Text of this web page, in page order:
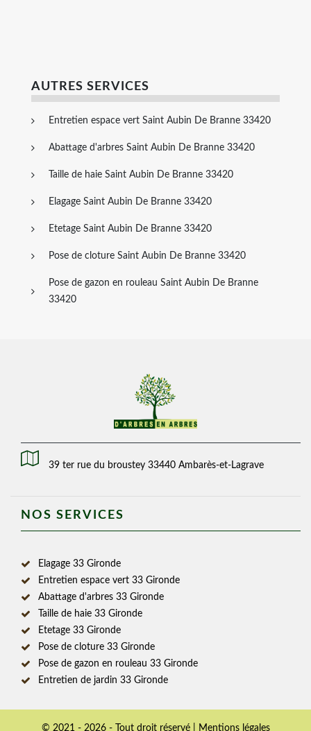
AUTRES SERVICES
Entretien espace vert Saint Aubin De Branne 33420
Abattage d'arbres Saint Aubin De Branne 33420
Taille de haie Saint Aubin De Branne 33420
Elagage Saint Aubin De Branne 33420
Etetage Saint Aubin De Branne 33420
Pose de cloture Saint Aubin De Branne 33420
Pose de gazon en rouleau Saint Aubin De Branne
33420
39 ter rue du broustey 33440 Ambarès-et-Lagrave
NOS SERVICES
Elagage 33 Gironde
Entretien espace vert 33 Gironde
Abattage d'arbres 33 Gironde
Taille de haie 33 Gironde
Etetage 33 Gironde
Pose de cloture 33 Gironde
Pose de gazon en rouleau 33 Gironde
Entretien de jardin 33 Gironde
© 2021 - 2026 - Tout droit réservé | Mentions légales